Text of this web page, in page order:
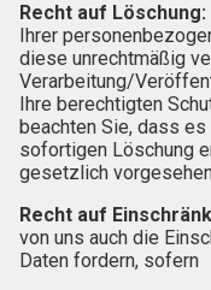
Recht auf Löschung:
Ihrer
diese unrechtmäßig
Verarbeitung/
Ihre berechtigten
beachten Sie, dass
sofortigen Löschung
gesetzlich
Recht auf
von uns auch die
Daten fordern, sofern